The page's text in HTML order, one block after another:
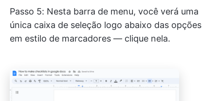
Passo 5: Nesta barra de menu, você verá uma
única caixa de seleção logo abaixo das opções
em estilo de marcadores — clique nela.